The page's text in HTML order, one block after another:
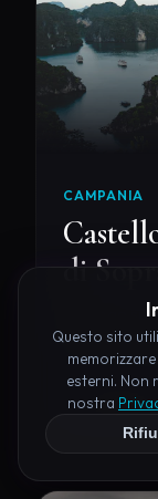
CAMPANIA
di Sopra
Un luogo
di Furore,
#castello
Questo sito
esterni. Non
nostra